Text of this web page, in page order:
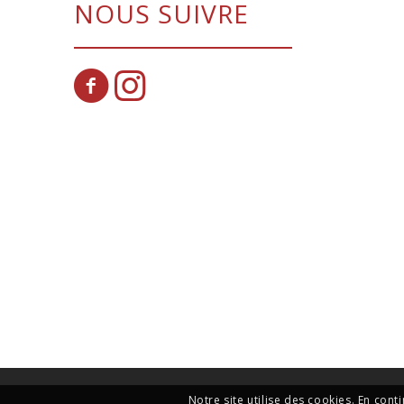
NOUS SUIVRE
Notre site utilise des cookies. En